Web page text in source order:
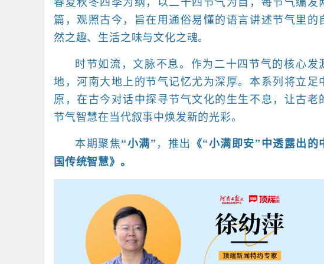
篇，观照古今，旨在用通俗易懂的语言讲述节气里的
然之趣、生活之味与文化之魂。
时节如流，文脉不息。作为二十四节气的核心发
地，河南大地上的节气记忆尤为深厚。本系列将立足
原，在古今对话中探寻节气文化的生生不息，让古老
节气智慧在当代叙事中焕发新的光彩。
本期聚焦“小满”，推出 《“小满即安”中透露出的
国传统智慧》。